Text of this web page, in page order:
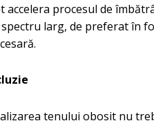
accelera procesul de
larg, de preferat în
tenului obosit nu